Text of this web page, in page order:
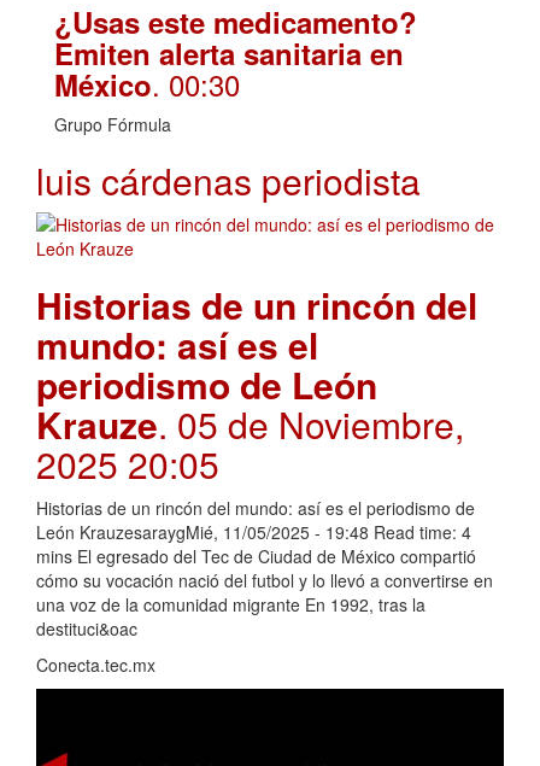
¿Usas este medicamento?
Emiten alerta sanitaria en
México. 00:30
Grupo Fórmula
luis cárdenas periodista
Historias de un rincón del
mundo: así es el
periodismo de León
Krauze. 05 de Noviembre,
2025 20:05
Historias de un rincón del mundo: así es el periodismo de
León KrauzesaraygMié, 11/05/2025 - 19:48 Read time: 4
mins El egresado del Tec de Ciudad de México compartió
cómo su vocación nació del futbol y lo llevó a convertirse en
una voz de la comunidad migrante En 1992, tras la
destituci&oac
Conecta.tec.mx